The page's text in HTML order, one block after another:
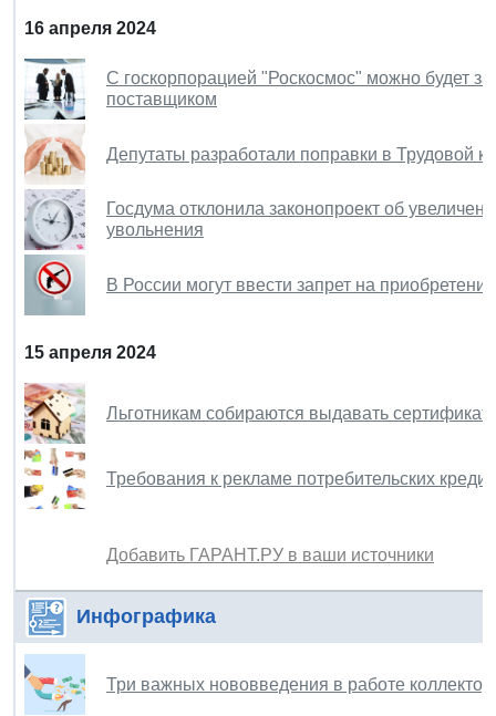
16 апреля 2024
С госкорпорацией "Роскосмос" можно будет
поставщиком
Депутаты разработали поправки в Трудовой
Госдума отклонила законопроект об
увольнения
В России могут ввести запрет на
15 апреля 2024
Льготникам собираются выдавать
Требования к рекламе потребительских
Добавить ГАРАНТ.РУ в ваши источники
Инфографика
Три важных нововведения в работе